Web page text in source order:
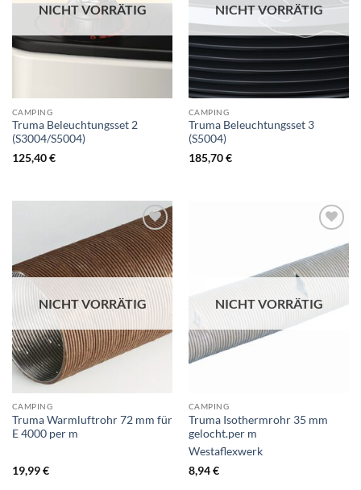
NICHT VORRÄTIG
CAMPING
Truma Beleuchtungsset 2
(S3004/S5004)
125,40€
NICHT VORRÄTIG
CAMPING
Truma Beleuchtungsset 3
(S5004)
185,70€
NICHT VORRÄTIG
CAMPING
Truma Warmluftrohr 72 mm für
E 4000 per m
19,99€
NICHT VORRÄTIG
CAMPING
Truma Isothermrohr 35 mm
gelocht.per m
Westaflexwerk
8,94€